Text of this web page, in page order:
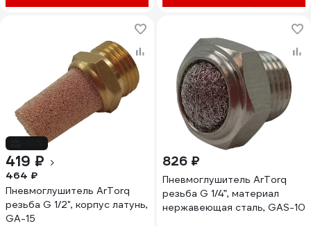
419 ₽
464 ₽
Пневмоглушитель ArTorq
резьба G 1/2", корпус латунь,
GA-15
826 ₽
Пневмоглушитель ArTorq
резьба G 1/4”, материал
нержавеющая сталь, GAS-10